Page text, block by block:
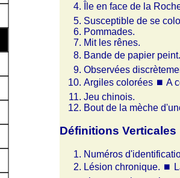
Île en face de la
Susceptible de se
Pommades.
Mit les rênes.
Bande de papier peint.
Observées
Argiles colorées ⏹ A
Jeu chinois.
Bout de la mèche
Définitions Verticales
Numéros
Lésion chronique. ⏹